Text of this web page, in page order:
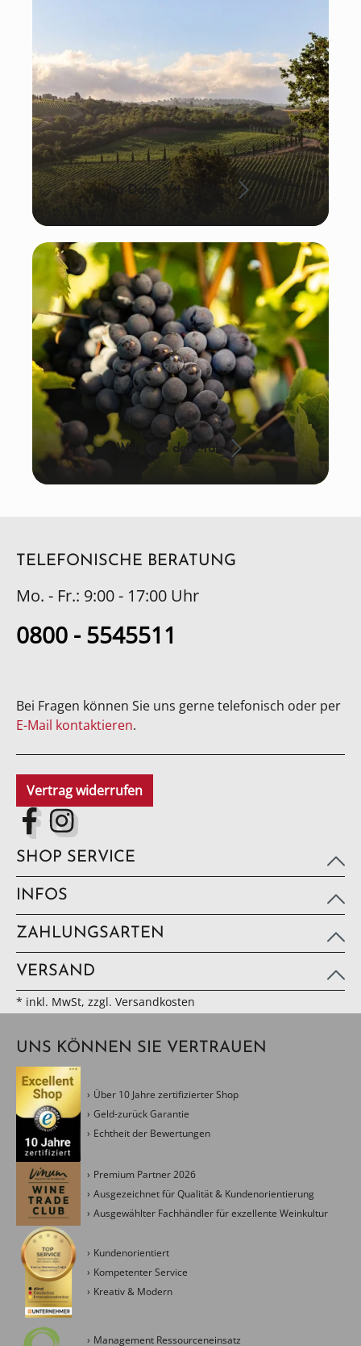
La Dolce Vita: Italien
Wein aus der Pfalz
TELEFONISCHE BERATUNG
Mo. - Fr.: 9:00 - 17:00 Uhr
0800 - 5545511
Bei Fragen können Sie uns gerne telefonisch oder per
E-Mail kontaktieren.
Vertrag widerrufen
SHOP SERVICE
INFOS
ZAHLUNGSARTEN
VERSAND
* inkl. MwSt, zzgl. Versandkosten
UNS KÖNNEN SIE VERTRAUEN
Über 10 Jahre zertifizierter Shop
Geld-zurück Garantie
Echtheit der Bewertungen
Premium Partner 2026
Ausgezeichnet für Qualität & Kundenorientierung
Ausgewählter Fachhändler für exzellente Weinkultur
Kundenorientiert
Kompetenter Service
Kreativ & Modern
Management Ressourceneinsatz